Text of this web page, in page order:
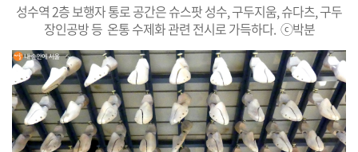
성수역 2층 보행자 통로 공간은 슈스팟 성수, 구두지움, 슈다츠, 구두
장인공방 등 온통 수제화 관련 전시로 가득하다. ⓒ박분